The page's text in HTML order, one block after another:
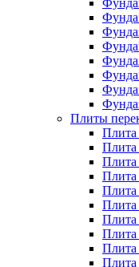
Плиты
Плита
Плита
Плита
Плита
Плита
Плита
Плита
Плита
Плита
Плита